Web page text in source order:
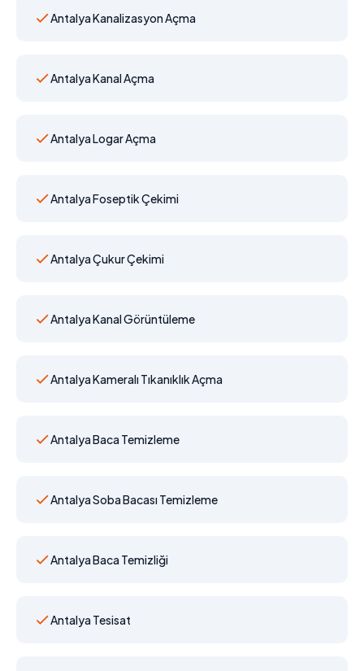
Antalya Kanalizasyon Açma
Antalya Kanal Açma
Antalya Logar Açma
Antalya Foseptik Çekimi
Antalya Çukur Çekimi
Antalya Kanal Görüntüleme
Antalya Kameralı Tıkanıklık Açma
Antalya Baca Temizleme
Antalya Soba Bacası Temizleme
Antalya Baca Temizliği
Antalya Tesisat